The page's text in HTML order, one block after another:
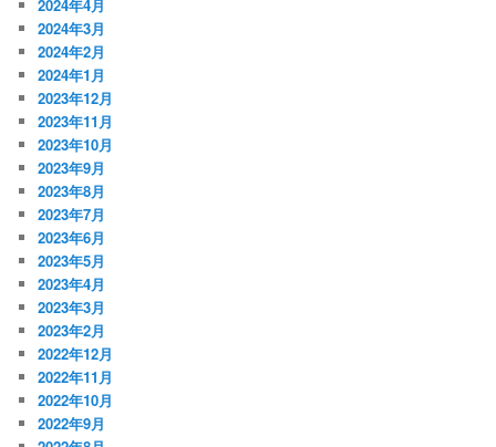
2024年4月
2024年3月
2024年2月
2024年1月
2023年12月
2023年11月
2023年10月
2023年9月
2023年8月
2023年7月
2023年6月
2023年5月
2023年4月
2023年3月
2023年2月
2022年12月
2022年11月
2022年10月
2022年9月